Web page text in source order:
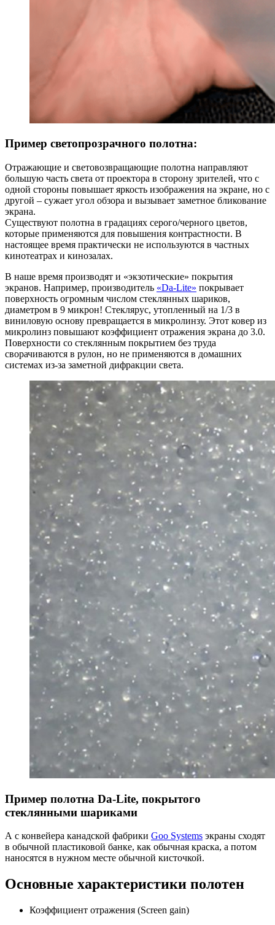
Пример светопрозрачного полотна:
Отражающие и световозвращающие полотна направляют
большую часть света от проектора в сторону зрителей, что с
одной стороны повышает яркость изображения на экране, но с
другой – сужает угол обзора и вызывает заметное бликование
экрана.
Существуют полотна в градациях серого/черного цветов,
которые применяются для повышения контрастности. В
настоящее время практически не используются в частных
кинотеатрах и кинозалах.
В наше время производят и «экзотические» покрытия
экранов. Например, производитель «Da-Lite» покрывает
поверхность огромным числом стеклянных шариков,
диаметром в 9 микрон! Стеклярус, утопленный на 1/3 в
виниловую основу превращается в микролинзу. Этот ковер из
микролинз повышают коэффициент отражения экрана до 3.0.
Поверхности со стеклянным покрытием без труда
сворачиваются в рулон, но не применяются в домашних
системах из-за заметной дифракции света.
Пример полотна Da-Lite, покрытого
стеклянными шариками
А с конвейера канадской фабрики Goo Systems экраны сходят
в обычной пластиковой банке, как обычная краска, а потом
наносятся в нужном месте обычной кисточкой.
Основные характеристики полотен
Коэффициент отражения (Screen gain)